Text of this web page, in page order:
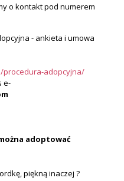
o kontakt pod numerem
- ankieta i umowa
adopcyjna/
e-
adoptować
piękną inaczej ?